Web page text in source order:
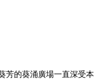
芳的葵涌廣場一直深受本